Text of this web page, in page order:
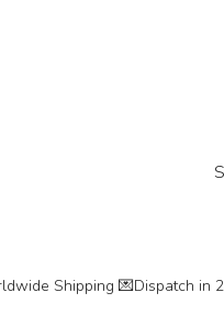
Shipping 💌Dispatch in